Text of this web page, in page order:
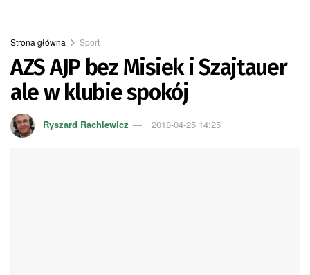
Strona główna Sport
AZS AJP bez Misiek i Szajtauer
ale w klubie spokój
Ryszard Rachlewicz 2018-04-25 14:25